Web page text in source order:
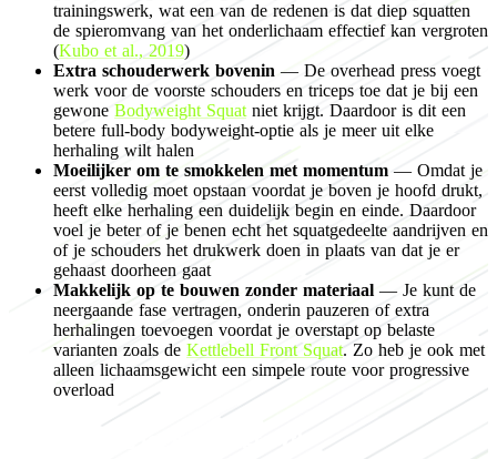
trainingswerk, wat een van de redenen is dat diep squatten
de spieromvang van het onderlichaam effectief kan vergroten
(Kubo et al., 2019)
Extra schouderwerk bovenin — De overhead press voegt
werk voor de voorste schouders en triceps toe dat je bij een
gewone Bodyweight Squat niet krijgt. Daardoor is dit een
betere full-body bodyweight-optie als je meer uit elke
herhaling wilt halen
Moeilijker om te smokkelen met momentum — Omdat je
eerst volledig moet opstaan voordat je boven je hoofd drukt,
heeft elke herhaling een duidelijk begin en einde. Daardoor
voel je beter of je benen echt het squatgedeelte aandrijven en
of je schouders het drukwerk doen in plaats van dat je er
gehaast doorheen gaat
Makkelijk op te bouwen zonder materiaal — Je kunt de
neergaande fase vertragen, onderin pauzeren of extra
herhalingen toevoegen voordat je overstapt op belaste
varianten zoals de Kettlebell Front Squat. Zo heb je ook met
alleen lichaamsgewicht een simpele route voor progressive
overload